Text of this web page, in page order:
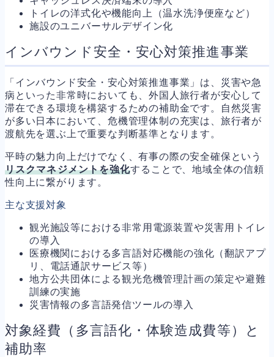
トイレの洋式化や機能向上（温水洗浄便座など）
施設のユニバーサルデザイン化
インバウンド安全・安心対策推進事業
「インバウンド安全・安心対策推進事業」は、災害や急
病といった非常時においても、外国人旅行者が安心して
滞在できる環境を構築するための補助金です。自然災害
が多い日本において、危機管理体制の充実は、旅行者が
渡航先を選ぶ上で重要な判断基準となります。
平時の魅力向上だけでなく、有事の際の安全確保という
リスクマネジメントを強化することで、地域全体の信頼
性向上に繋がります。
主な支援対象
観光施設等における非常用電源装置や災害用トイレ
の導入
医療機関における多言語対応機能の強化（翻訳アプ
リ、電話通訳サービス等）
地方公共団体による観光危機管理計画の策定や避難
訓練の実施
災害情報の多言語発信ツールの導入
対象経費（多言語化・体験造成費等）と
補助率